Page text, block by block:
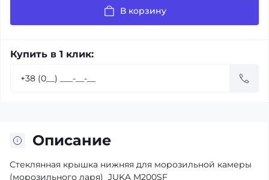
В корзину
Купить в 1 клик:
Описание
Стеклянная крышка нижняя для морозильной камеры
(морозильного ларя) JUKA M200SF